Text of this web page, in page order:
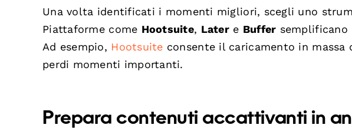
Una volta identificati i momenti migliori, scegli uno
Piattaforme come Hootsuite, Latere Buffer semplificano
Ad esempio, Hootsuite consente il caricamento in massa
perdi momenti importanti.
Prepara contenuti accattivanti in